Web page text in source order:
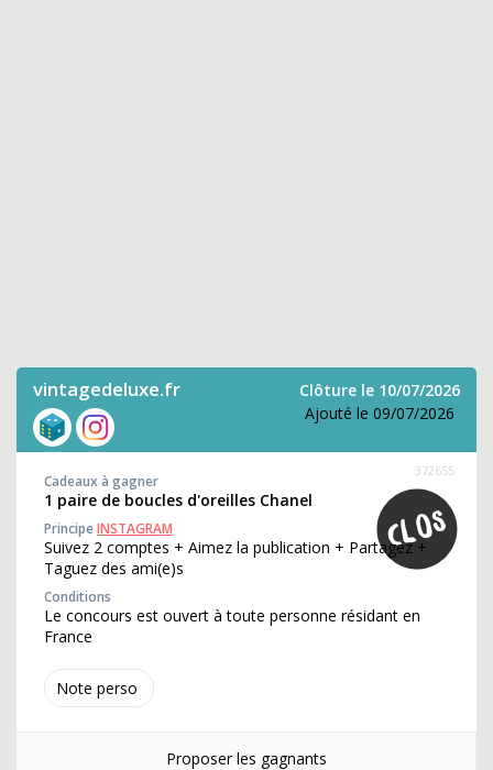
vintagedeluxe.fr
Clôture le 10/07/2026
Ajouté le 09/07/2026
Note perso
372655
Cadeaux à gagner
1 paire de boucles d'oreilles Chanel
PrincipeINSTAGRAM
Suivez 2 comptes + Aimez la publication + Partagez +
Taguez des ami(e)s
Conditions
Le concours est ouvert à toute personne résidant en
France
Proposer les gagnants